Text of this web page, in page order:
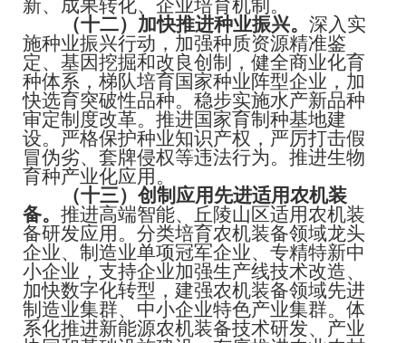
新、成果转化、企业培育机制。
（十二）加快推进种业振兴。 深入实
施种业振兴行动，加强种质资源精准鉴
定、基因挖掘和改良创制，健全商业化育
种体系，梯队培育国家种业阵型企业，加
快选育突破性品种。稳步实施水产新品种
审定制度改革。推进国家育制种基地建
设。严格保护种业知识产权，严厉打击假
冒伪劣、套牌侵权等违法行为。推进生物
育种产业化应用。
（十三）创制应用先进适用农机装
备。 推进高端智能、丘陵山区适用农机装
备研发应用。分类培育农机装备领域龙头
企业、制造业单项冠军企业、专精特新中
小企业，支持企业加强生产线技术改造、
加快数字化转型，建强农机装备领域先进
制造业集群、中小企业特色产业集群。体
系化推进新能源农机装备技术研发、产业